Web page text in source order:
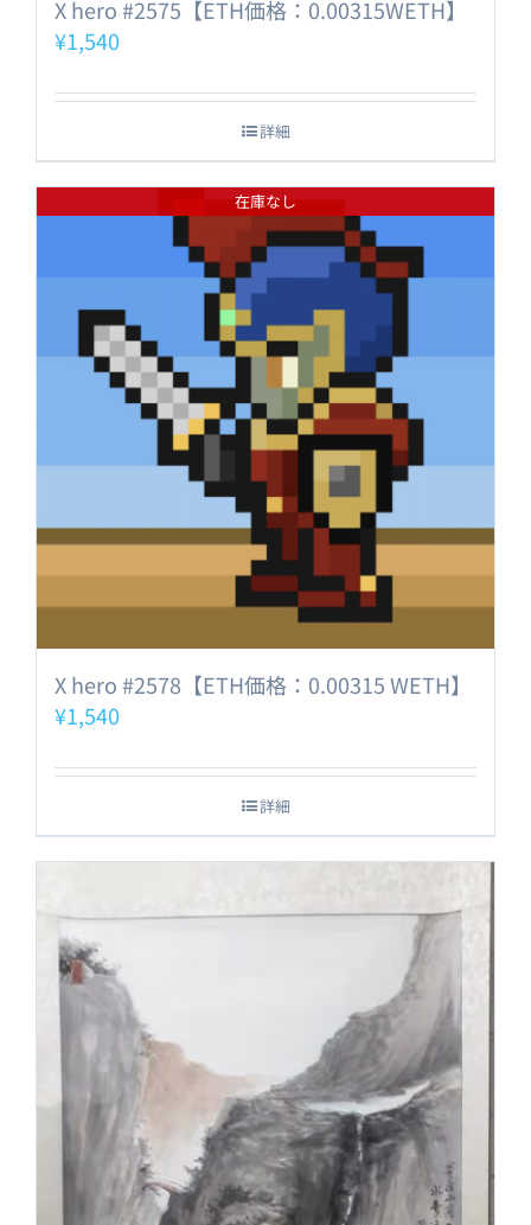
X hero #2575【ETH価格：0.00315WETH】
¥1,540
詳細
在庫なし
X hero #2578【ETH価格：0.00315 WETH】
¥1,540
詳細